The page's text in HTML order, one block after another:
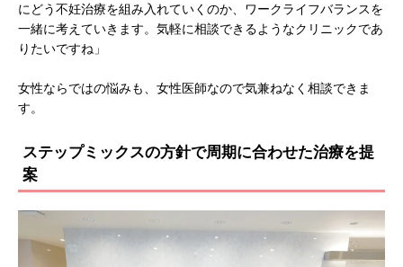
にどう不妊治療を組み入れていくのか、ワークライフバランスを
一緒に考えていきます。気軽に相談できるようなクリニックであ
りたいですね」
女性ならではの悩みも、女性医師なので気兼ねなく相談できま
す。
ステップミックスの方針で周期に合わせた治療を提
案